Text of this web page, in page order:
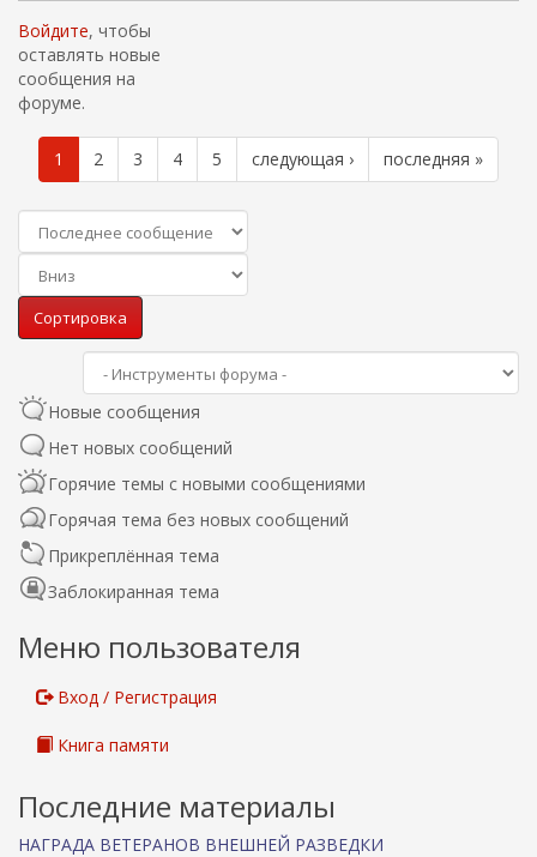
Войдите, чтобы
оставлять новые
сообщения на
форуме.
1 2 3 4 5 следующая › последняя »
о
т
о
в
к
а
п
о
С
о
и
о
в
к
а
Сортировка
Новые сообщения
Нет новых сообщений
Горячие темы с новыми сообщениями
Горячая тема без новых сообщений
Прикреплённая тема
Заблокиранная тема
Меню пользователя
Вход / Регистрация
Книга памяти
Последние материалы
НАГРАДА ВЕТЕРАНОВ ВНЕШНЕЙ РАЗВЕДКИ